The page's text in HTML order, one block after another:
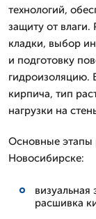
технологий,
защиту от влаги.
кладки, выбор
и подготовку
гидроизоляцию.
кирпича, тип
нагрузки на
Основные этапы
Новосибирске:
визуальная
расшивка